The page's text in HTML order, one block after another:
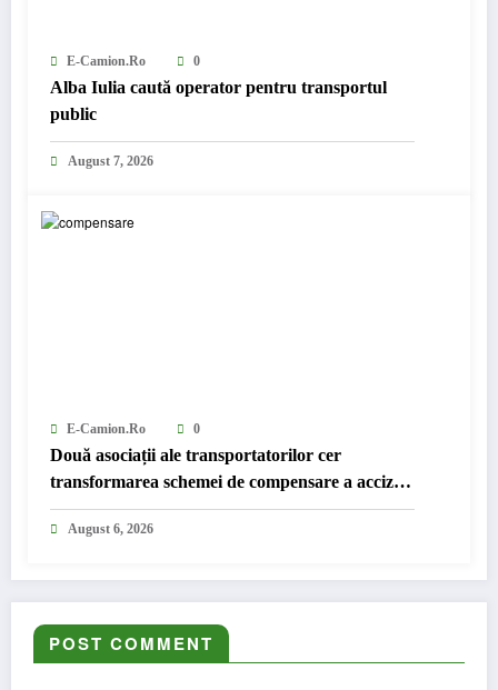
E-Camion.ro 0
Alba Iulia caută operator pentru transportul
public
August 7, 2026
E-Camion.ro 0
Două asociații ale transportatorilor cer
transformarea schemei de compensare a accizei
în mecanism permanent
August 6, 2026
POST COMMENT